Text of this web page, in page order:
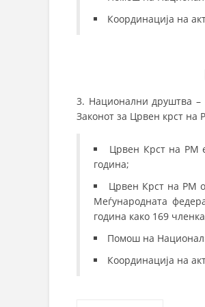
Координација на
3. Национални друштва –
Законот за Црвен крст на
Црвен Крст на РМ
година;
Црвен Крст на РМ
Меѓународната
година како 169
Помош на
Координација на